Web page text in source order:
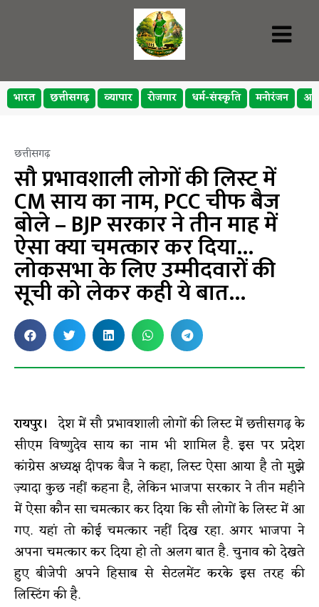
भारत छत्तीसगढ़ व्यापार रोजगार धर्म-संस्कृति मनोरंजन
छत्तीसगढ़
सौ प्रभावशाली लोगों की लिस्ट में
CM साय का नाम, PCC चीफ बैज
बोले – BJP सरकार ने तीन माह में
ऐसा क्या चमत्कार कर दिया…
लोकसभा के लिए उम्मीदवारों की
सूची को लेकर कही ये बात…
रायपुर।देश में सौ प्रभावशाली लोगों की लिस्ट में छत्तीसगढ़ के
सीएम विष्णुदेव साय का नाम भी शामिल है. इस पर प्रदेश
कांग्रेस अध्यक्ष दीपक बैज ने कहा, लिस्ट ऐसा आया है तो मुझे
ज़्यादा कुछ नहीं कहना है, लेकिन भाजपा सरकार ने तीन महीने
में ऐसा कौन सा चमत्कार कर दिया कि सौ लोगों के लिस्ट में आ
गए. यहां तो कोई चमत्कार नहीं दिख रहा. अगर भाजपा ने
अपना चमत्कार कर दिया हो तो अलग बात है. चुनाव को देखते
हुए बीजेपी अपने हिसाब से सेटलमेंट करके इस तरह की
लिस्टिंग की है.